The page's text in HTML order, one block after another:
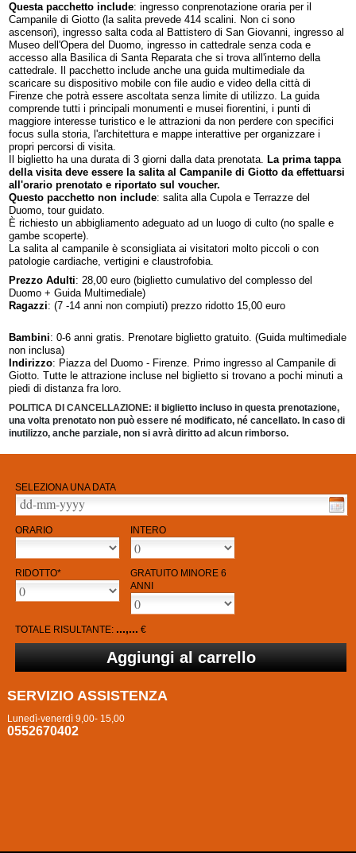
Questa pacchetto include: ingresso conprenotazione oraria per il
Campanile di Giotto (la salita prevede 414 scalini. Non ci sono
ascensori), ingresso salta coda al Battistero di San Giovanni, ingresso al
Museo dell'Opera del Duomo, ingresso in cattedrale senza coda e
accesso alla Basilica di Santa Reparata che si trova all'interno della
cattedrale. Il pacchetto include anche una guida multimediale da
scaricare su dispositivo mobile con file audio e video della città di
Firenze che potrà essere ascoltata senza limite di utilizzo. La guida
comprende tutti i principali monumenti e musei fiorentini, i punti di
maggiore interesse turistico e le attrazioni da non perdere con specifici
focus sulla storia, l'architettura e mappe interattive per organizzare i
propri percorsi di visita.
Il biglietto ha una durata di 3 giorni dalla data prenotata. La prima tappa
della visita deve essere la salita al Campanile di Giotto da effettuarsi
all'orario prenotato e riportato sul voucher.
Questo pacchetto non include: salita alla Cupola e Terrazze del
Duomo, tour guidato.
È richiesto un abbigliamento adeguato ad un luogo di culto (no spalle e
gambe scoperte).
La salita al campanile è sconsigliata ai visitatori molto piccoli o con
patologie cardiache, vertigini e claustrofobia.
Prezzo Adulti: 28,00 euro (biglietto cumulativo del complesso del
Duomo + Guida Multimediale)
Ragazzi: (7 -14 anni non compiuti) prezzo ridotto 15,00 euro
Bambini: 0-6 anni gratis. Prenotare biglietto gratuito. (Guida multimediale
non inclusa)
Indirizzo: Piazza del Duomo - Firenze. Primo ingresso al Campanile di
Giotto. Tutte le attrazione incluse nel biglietto si trovano a pochi minuti a
piedi di distanza fra loro.
POLITICA DI CANCELLAZIONE: i l biglietto incluso in questa prenotazione,
una volta prenotato non può essere né modificato, né cancellato. In caso di
inutilizzo, anche parziale, non si avrà diritto ad alcun rimborso.
SELEZIONA UNA DATA
ORARIO INTERO
RIDOTTO*
GRATUITO MINORE 6
ANNI
TOTALE RISULTANTE: ...,... €
SERVIZIO ASSISTENZA
Lunedì-venerdì 9,00- 15,00
0552670402